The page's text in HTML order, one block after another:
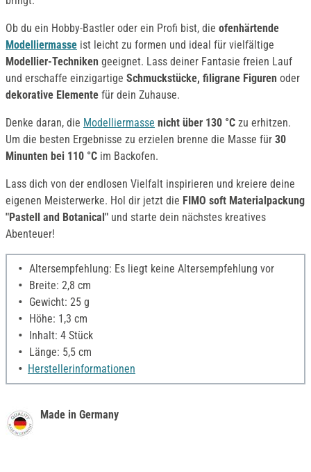
Ob du ein Hobby-Bastler oder ein Profi bist, die ofenhärtende
Modelliermasse ist leicht zu formen und ideal für vielfältige
Modellier-Techniken geeignet. Lass deiner Fantasie freien Lauf
und erschaffe einzigartige Schmuckstücke, filigrane Figuren oder
dekorative Elemente für dein Zuhause.
Denke daran, die Modelliermasse nicht über 130 °C zu erhitzen.
Um die besten Ergebnisse zu erzielen brenne die Masse für 30
Minunten bei 110 °C im Backofen.
Lass dich von der endlosen Vielfalt inspirieren und kreiere deine
eigenen Meisterwerke. Hol dir jetzt die FIMO soft Materialpackung
"Pastell and Botanical" und starte dein nächstes kreatives
Abenteuer!
Altersempfehlung: Es liegt keine Altersempfehlung vor
Breite: 2,8 cm
Gewicht: 25 g
Höhe: 1,3 cm
Inhalt: 4 Stück
Länge: 5,5 cm
Herstellerinformationen
Made in Germany